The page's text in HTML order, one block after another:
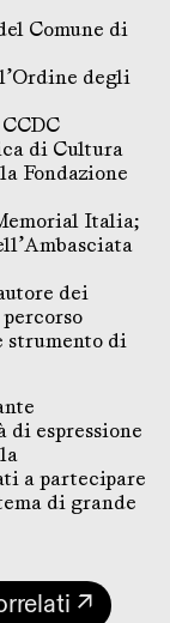
Comune di
degli
di Cultura
Fondazione
Italia;
dei
strumento di
espressione
a partecipare
di grande
↗